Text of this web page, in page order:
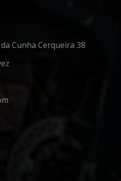
Cunha Cerqueira 38